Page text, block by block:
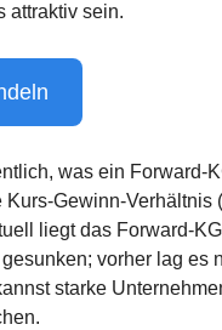
attraktiv sein.
was ein Forward-
Gewinn-Verhältnis
liegt das Forward-
vorher lag es
starke